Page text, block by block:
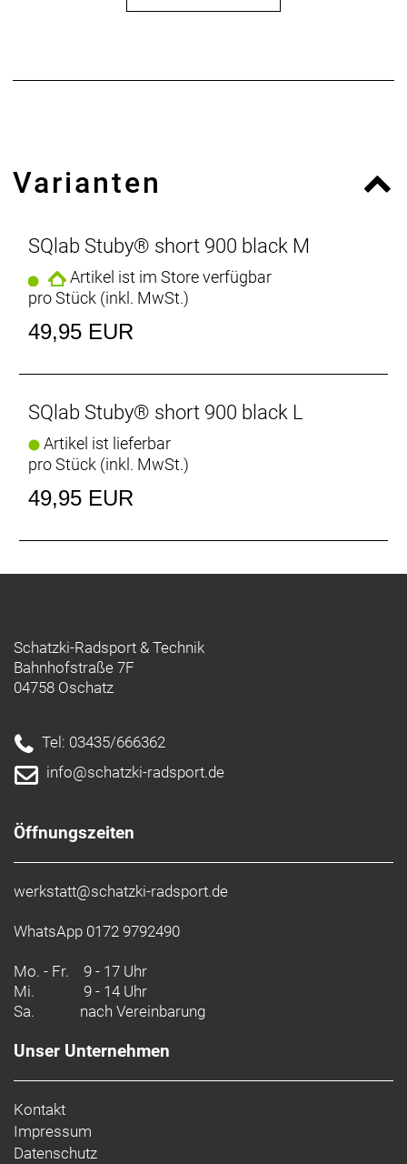
Gleichzeitig lässt sich der Stuby® Barend aber auch
Varianten
SQlab Stuby® short 900 black M
Artikel ist im Store verfügbar
pro Stück (inkl. MwSt.)
49,95 EUR
SQlab Stuby® short 900 black L
Artikel ist lieferbar
pro Stück (inkl. MwSt.)
49,95 EUR
Schatzki-Radsport & Technik
Bahnhofstraße 7F
04758 Oschatz
Tel: 03435/666362
info@schatzki-radsport.de
Öffnungszeiten
werkstatt@schatzki-radsport.de
WhatsApp 0172 9792490
Mo. - Fr. 9 - 17 Uhr
Mi.
9 - 14 Uhr
Sa.
nach Vereinbarung
Unser Unternehmen
Kontakt
Impressum
Datenschutz